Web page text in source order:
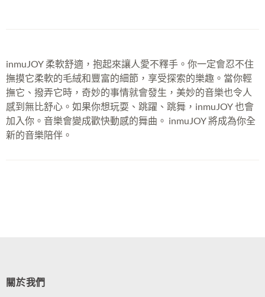
inmuJOY 柔軟舒適，抱起來讓人愛不釋手。你一定會忍不住
撫摸它柔軟的毛絨和豐富的細節，享受探索的樂趣。當你輕
撫它、撥弄它時，奇妙的事情就會發生，美妙的音樂也令人
感到無比舒心。如果你想玩耍、跳躍、跳舞，inmuJOY 也會
加入你。音樂會變成歡快動感的舞曲。 inmuJOY 將成為你全
新的音樂陪伴。
關於我們